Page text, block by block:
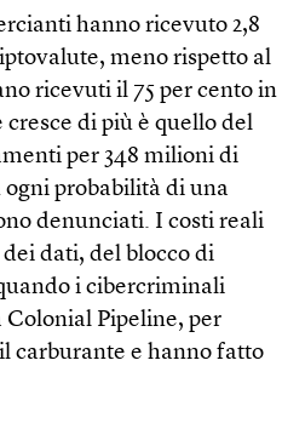
hanno ricevuto 2,8
meno rispetto al
ricevuti il 75 per cento in
di più è quello del
per 348 milioni di
probabilità di una
denunciati. I costi reali
dati, del blocco di
i cibercriminali
Colonial Pipeline, per
carburante e hanno fatto